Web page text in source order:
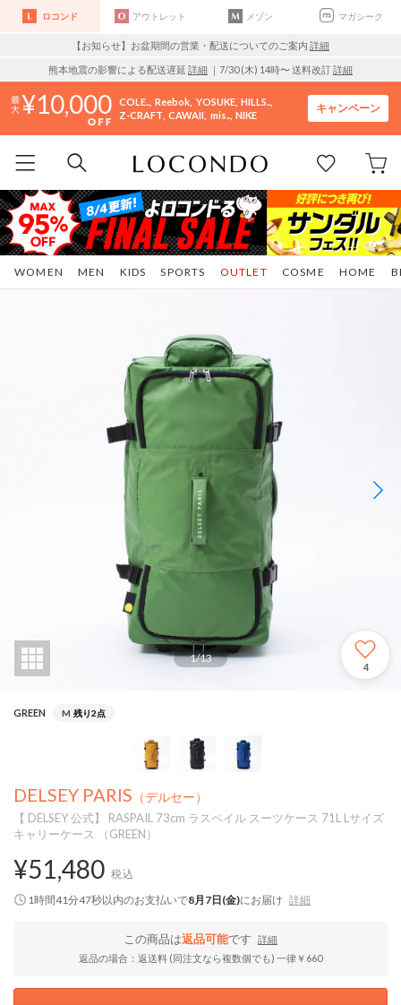
ロコンド アウトレット メゾン マガシーク
【お知らせ】お盆期間の営業・配送についてのご案内 詳細
熊本地震の影響による配送遅延 詳細 ｜7/30 (木) 14時〜 送料改訂詳細
10,000 COLE.. Reebok YOSUKE HILLS..
Z-CRAFT CAWAII mis.. NIKE
キャンペーン
WOMEN MEN KIDS SPORTS COSME HOME
OUTLET
1/13
4
GREEN M 残り2点
DELSEY PARIS （デルセー）
【 DELSEY 公式】 RASPAIL 73cm ラスペイル スーツケース 71L Lサイズ
キャリーケース （GREEN）
¥51,480 税込
1時間41分47秒以内のお支払いで8月7日(金)にお届け 詳細
この商品は返品可能です
詳細
返品の場合：返送料 (同注文なら複数個でも) 一律￥660